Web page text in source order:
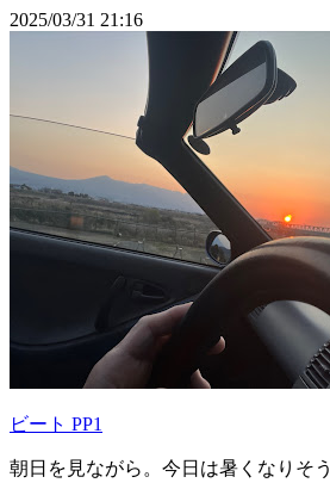
2025/03/31 21:16
ビート PP1
朝日を見ながら。今日は暑くなりそう